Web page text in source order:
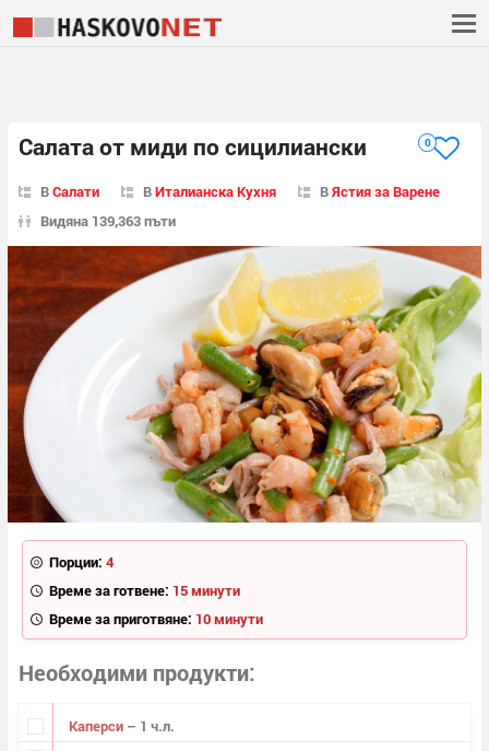
Салата от миди по сицилиански 0
ВСалати ВИталианска Кухня ВЯстия за Варене
Видяна 139,363 пъти
Порции: 4
Време за готвене: 15 минути
Време за приготвяне: 10 минути
Необходими продукти
Каперси – 1 ч.л.